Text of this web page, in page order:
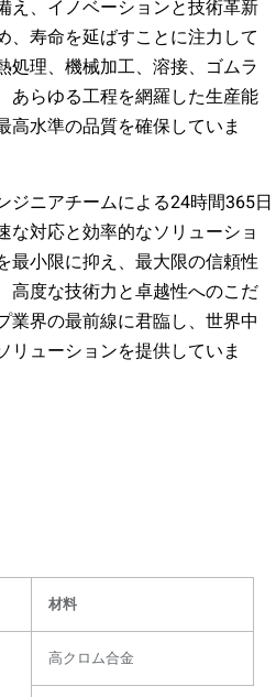
え、イノベーションと技術革新
、寿命を延ばすことに注力して
処理、機械加工、溶接、ゴムラ
あらゆる工程を網羅した生産能
高水準の品質を確保していま
ジニアチームによる24時間365日
な対応と効率的なソリューショ
最小限に抑え、最大限の信頼性
高度な技術力と卓越性へのこだ
業界の最前線に君臨し、世界中
リューションを提供していま
材料
高クロム合金